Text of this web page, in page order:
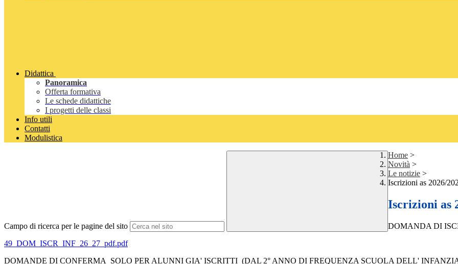
Didattica
Panoramica
Offerta formativa
Le schede didattiche
I progetti delle classi
Info utili
Contatti
Modulistica
Campo di ricerca per le pagine del sito
Home >
Novità >
Le notizie >
Iscrizioni as 2026/
Iscrizioni as
DOMANDA DI
49_DOM_ISCR_INF_26_27_pdf.pdf
DOMANDE DI CONFERMA SOLO PER ALUNNI GIA' ISCRITTI (DAL 2° ANNO DI FREQUENZA SCUOLA DELL'